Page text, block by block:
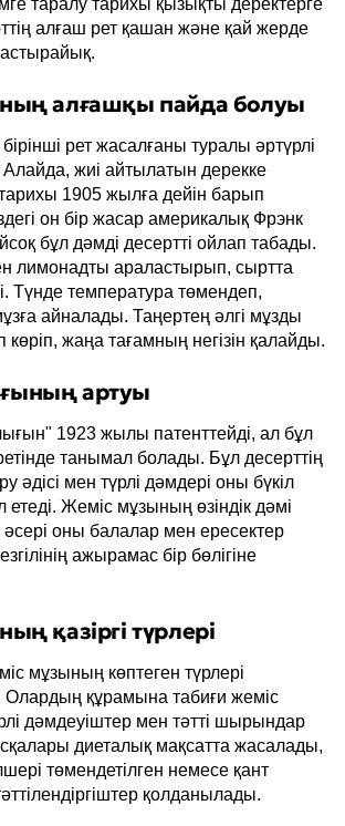
таралу тарихы қызықты деректерге
алғаш рет қашан және қай жерде
алғашқы пайда болуы
рет жасалғаны туралы әртүрлі
Алайда, жиі айтылатын дерекке
1905 жылға дейін барып
он бір жасар америкалық Фрэнк
бұл дәмді десертті ойлап табады.
лимонадты араластырып, сыртта
Түнде температура төмендеп,
айналады. Таңертең әлгі мұзды
жаңа тағамның негізін қалайды.
артуы
1923 жылы патенттейді, ал бұл
танымал болады. Бұл десерттің
әдісі мен түрлі дәмдері оны бүкіл
Жеміс мұзының өзіндік дәмі
оны балалар мен ересектер
ажырамас бір бөлігіне
қазіргі түрлері
мұзының көптеген түрлері
құрамына табиғи жеміс
дәмдеуіштер мен тәтті шырындар
диеталық мақсатта жасалады,
төмендетілген немесе қант
қолданылады.